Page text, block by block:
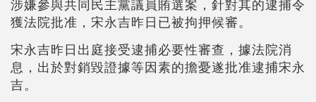
涉嫌參與共同民主黨議員賄選案，針對其的逮捕令
獲法院批准，宋永吉昨日已被拘押候審。
宋永吉昨日出庭接受逮捕必要性審查，據法院消
息，出於對銷毀證據等因素的擔憂遂批准逮捕宋永
吉。